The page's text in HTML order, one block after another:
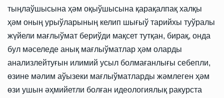
тыңлаўшысына ҳәм оқыўшысына қарақалпақ халқы
ҳәм оның урыўларының келип шығыў тарийхы туўралы
жүйели мағлыўмат бериўди мақсет тутқан, бирақ, онда
бул мәселеде анық мағлыўматлар ҳәм оларды
анализлейтуғын илимий усыл болмағанлығы себепли,
өзине мәлим аўызеки мағлыўматларды жәмлеген ҳәм
өзи ушын әҳмийетли болған идеологиялық ракурста